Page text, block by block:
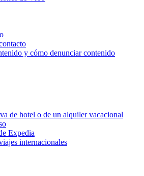
y cómo denunciar contenido
de hotel o de un alquiler vacacional
Expedia
internacionales